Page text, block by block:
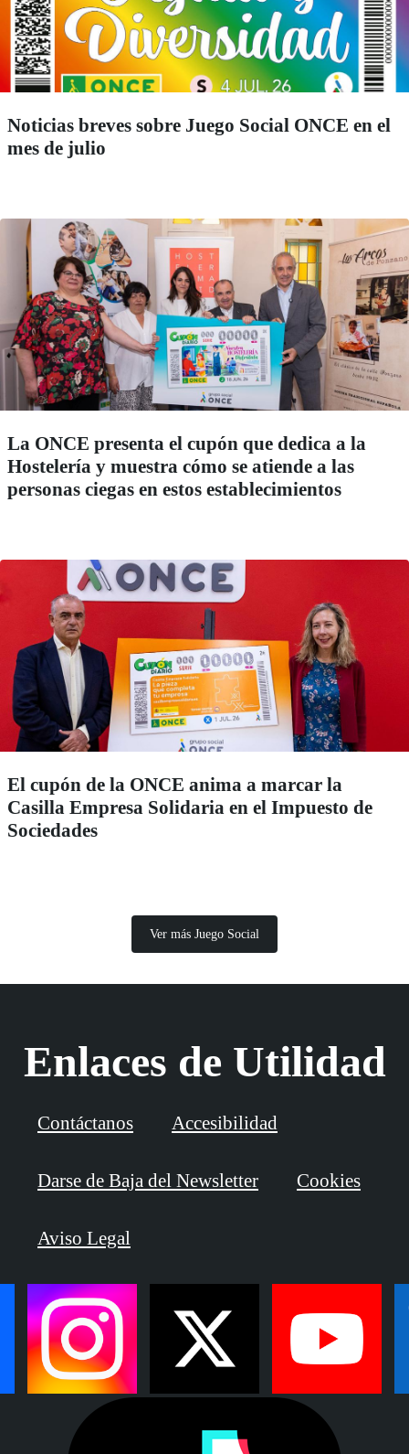
Noticias breves sobre Juego Social ONCE en el
mes de julio
La ONCE presenta el cupón que dedica a la
Hostelería y muestra cómo se atiende a las
personas ciegas en estos establecimientos
El cupón de la ONCE anima a marcar la
Casilla Empresa Solidaria en el Impuesto de
Sociedades
Ver más Juego Social
Enlaces de Utilidad
Contáctanos Accesibilidad
Darse de Baja del Newsletter Cookies
Aviso Legal